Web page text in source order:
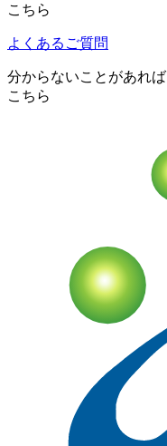
こちら
よくあるご質問
分からないことがあれば
こちら